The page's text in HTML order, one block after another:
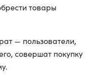
товары
— пользователи,
совершат покупку